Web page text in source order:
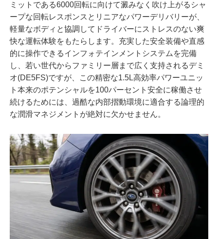
ミットである6000回転に向けて澱みなく吹け上がるシャ
ープな回転レスポンスとリニアなパワーデリバリーが、
軽量なボディと協調してドライバーにストレスのない爽
快な運転体験をもたらします。充実した安全装備や直感
的に操作できるインフォテインメントシステムを完備
し、若い世代からファミリー層まで広く支持されるデミ
オ(DE5FS)ですが、この精密な1.5L高効率パワーユニッ
ト本来のポテンシャルを100パーセント安全に稼働させ
続けるためには、過酷な内部摺動環境に適合する論理的
な潤滑マネジメントが絶対に欠かせません。